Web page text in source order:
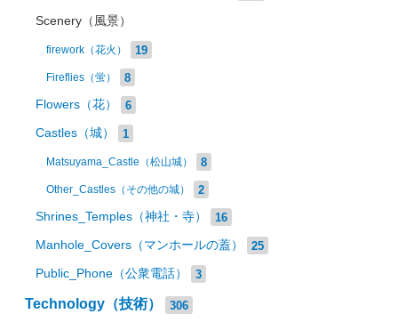
Scenery（風景）
firework（花火） 19
Fireflies（蛍） 8
Flowers（花） 6
Castles（城） 1
Matsuyama_Castle（松山城） 8
Other_Castles（その他の城） 2
Shrines_Temples（神社・寺） 16
Manhole_Covers（マンホールの蓋） 25
Public_Phone（公衆電話） 3
Technology（技術） 306